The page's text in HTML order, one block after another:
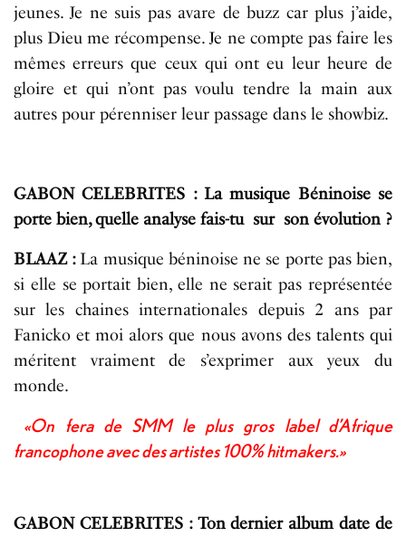
jeunes. Je ne suis pas avare de buzz car plus j’aide,
plus Dieu me récompense. Je ne compte pas faire les
mêmes erreurs que ceux qui ont eu leur heure de
gloire et qui n’ont pas voulu tendre la main aux
autres pour pérenniser leur passage dans le showbiz.
GABON CELEBRITES : La musique Béninoise se
porte bien, quelle analyse fais-tu sur son évolution ?
BLAAZ : La musique béninoise ne se porte pas bien,
si elle se portait bien, elle ne serait pas représentée
sur les chaines internationales depuis 2 ans par
Fanicko et moi alors que nous avons des talents qui
méritent vraiment de s’exprimer aux yeux du
monde.
«On fera de SMM le plus gros label d’Afrique
francophone avec des artistes 100% hitmakers.»
GABON CELEBRITES : Ton dernier album date de